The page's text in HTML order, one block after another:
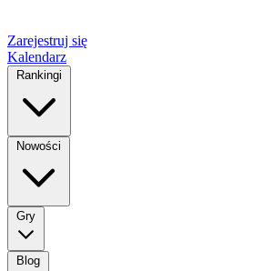
Zarejestruj się
Kalendarz
Rankingi
Nowości
Gry
Blog